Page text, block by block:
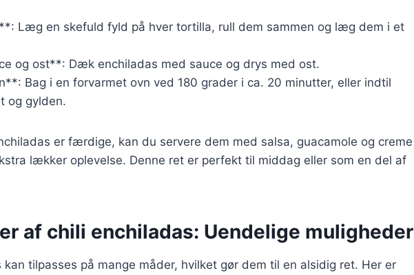
Læg en skefuld fyld på hver tortilla, rull dem sammen og læg dem i et
og ost**: Dæk enchiladas med sauce og drys med ost.
Bag i en forvarmet ovn ved 180 grader i ca. 20 minutter, eller indtil
og gylden.
er færdige, kan du servere dem med salsa, guacamole og creme
lækker oplevelse. Denne ret er perfekt til middag eller som en del af
af chili enchiladas: Uendelige muligheder
kan tilpasses på mange måder, hvilket gør dem til en alsidig ret. Her er